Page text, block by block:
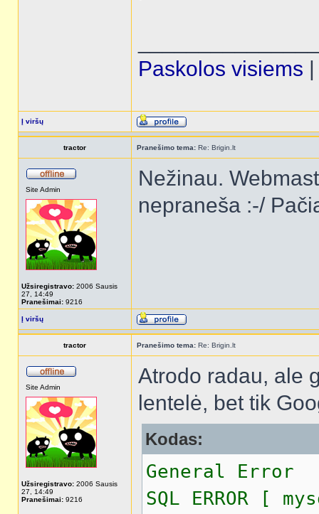
Paskolos visiems
Į viršų
tractor Pranešimo tema: Re: Brigin.lt
Site Admin
Užsiregistravo: 2006 Sausis
27, 14:49
Pranešimai: 9216
Nežinau.
nepraneša :-/
Į viršų
tractor Pranešimo tema: Re: Brigin.lt
Site Admin
Užsiregistravo: 2006 Sausis
27, 14:49
Pranešimai: 9216
Atrodo radau, ale
lentelė, bet tik
Kodas:
General Error
SQL ERROR [